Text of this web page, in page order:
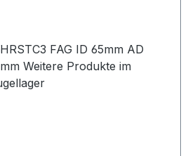
FAG ID 65mm AD
im